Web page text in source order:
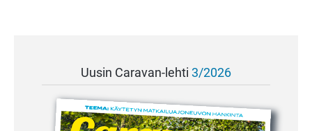
Uusin Caravan-lehti 3/2026